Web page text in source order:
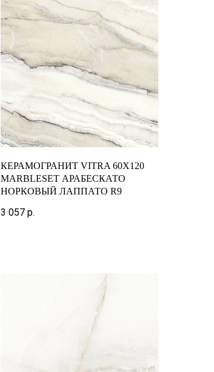
КЕРАМОГРАНИТ VITRA 60X120
MARBLESET АРАБЕСКАТО
НОРКОВЫЙ ЛАППАТО R9
3 057 р.